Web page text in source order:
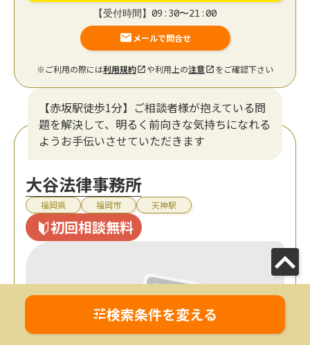
【受付時間】09:30〜21:00
メールで問合せ
※ご利用の際には利用規約 や利用上の注意 をご確認下さい
【赤坂駅徒歩1分】ご相談者様が抱えている問
題を解決して、明るく前向きな気持ちになれる
ようお手伝いさせていただきます
大谷法律事務所
福岡県 福岡市 天神駅
初回相談無料
検索条件を変える